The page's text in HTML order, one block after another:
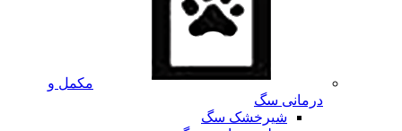
مکمل و
درمانی سگ
شیرخشک سگ